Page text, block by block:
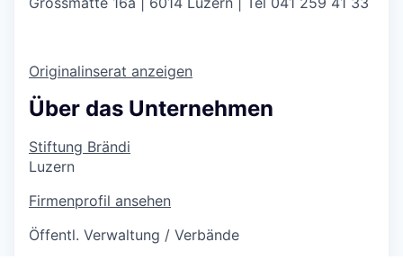
Originalinserat anzeigen
Über das Unternehmen
Stiftung Brändi
Luzern
Firmenprofil ansehen
Öffentl. Verwaltung / Verbände